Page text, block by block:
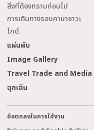
สิ่งที่ต้องทราบก่อนไป
การเดินทางรอบคานาซาวะ
ไกด์
แผ่นพับ
Image Gallery
Travel Trade and Media
ฉุกเฉิน
ข้อตกลงในการใช้งาน